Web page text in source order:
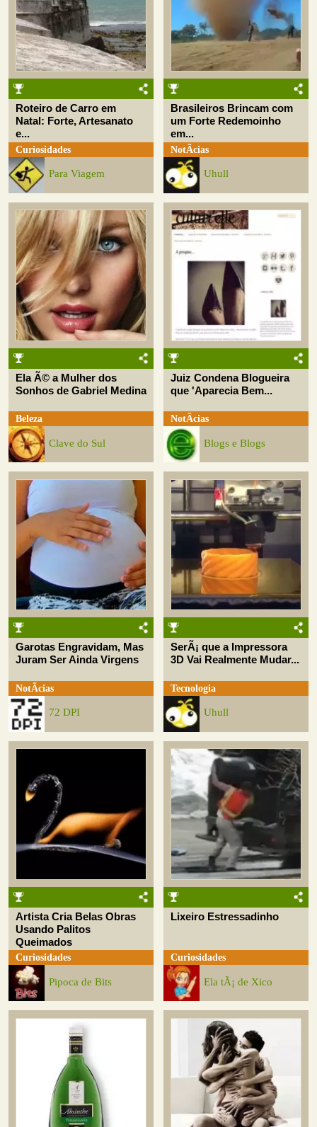
Roteiro de Carro em
Natal: Forte, Artesanato
e...
Curiosidades
Para Viagem
Brasileiros Brincam com
um Forte Redemoinho
em...
NotÃ­cias
Uhull
Ela Ã© a Mulher dos
Sonhos de Gabriel Medina
Beleza
Clave do Sul
Juiz Condena Blogueira
que 'Aparecia Bem...
NotÃ­cias
Blogs e Blogs
Garotas Engravidam, Mas
Juram Ser Ainda Virgens
NotÃ­cias
72 DPI
SerÃ¡ que a Impressora
3D Vai Realmente Mudar...
Tecnologia
Uhull
Artista Cria Belas Obras
Usando Palitos
Queimados
Curiosidades
Pipoca de Bits
Lixeiro Estressadinho
Curiosidades
Ela tÃ¡ de Xico